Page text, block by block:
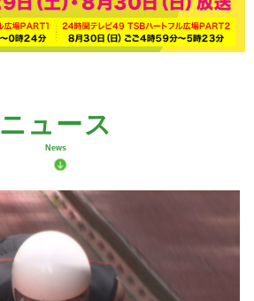
ニュース
News